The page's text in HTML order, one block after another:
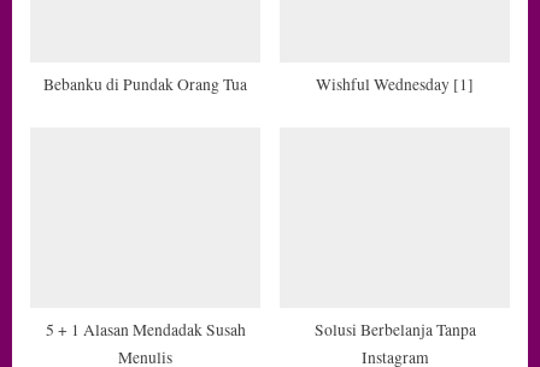
t
Bebanku di Pundak Orang Tua Wishful Wednesday [1]
5 + 1 Alasan Mendadak Susah
Menulis
Solusi Berbelanja Tanpa
Instagram